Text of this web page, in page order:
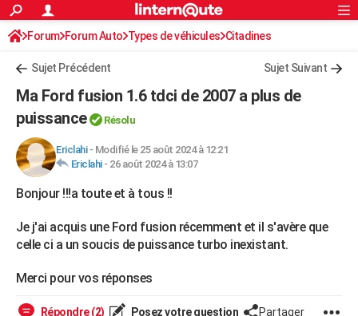
ACTUALITÉS
Politique
Société
Faits Divers
Education
Monde
Villes
+
Programme TV
Streaming
Cinéma
Sorties cinéma
Musique
FINANCE
Retraite
Impôts
Epargne
Immobilier
Risques naturels par ville
Banque
Assurance
Crédit
AUTO
Essais
Réserver un essai
Citadines
Berlines
SUV
Forum auto
HIGH-TECH
Forum
Aménagement intérieur
Extérieur
Cuisine
Salle de bains
Jardinage
Rangement
WEEK-END
Guides de France
Escapades
Patrimoine
Expositions
Musées
Week-end nature
+LIFESTYLE
Art de vivre
Bien-être
Loisirs
Mode
Modes de vie
SANTE
S'inscrire
Connexion
Forum Forum Auto Types de véhicules Citadines
Sujet Précédent Sujet Suivant
Ma Ford fusion 1.6 tdci de 2007 a plus de
puissance
Résolu
Ericlahi- Modifié le 25 août 2024 à 12:21
Ericlahi- 26 août 2024 à 13:07
Bonjour !!!a toute et à tous !!
Je j'ai acquis une Ford fusion récemment et il s'avère que
celle ci a un soucis de puissance turbo inexistant.
Merci pour vos réponses
Répondre (2) Posez votre question Partager